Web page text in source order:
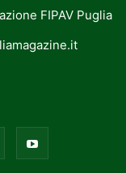
FIPAV Puglia